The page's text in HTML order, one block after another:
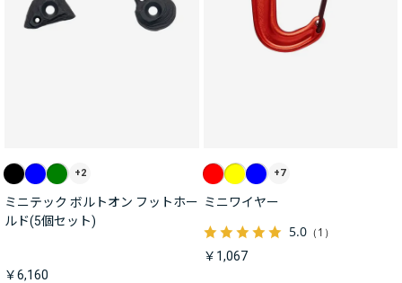
+2
ミニテック ボルトオン フットホー
ルド(5個セット)
￥6,160
+7
ミニワイヤー
5.0（1）
￥1,067